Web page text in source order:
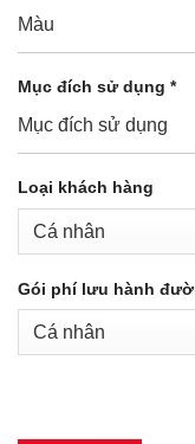
Mục đích sử dụng *
Loại khách hàng
Gói phí lưu hành